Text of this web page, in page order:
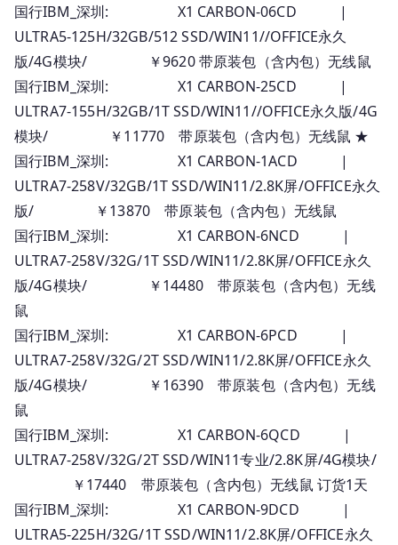
国行IBM_深圳: X1 CARBON-06CD |
ULTRA5-125H/32GB/512 SSD/WIN11//OFFICE永久
版/4G模块/ ￥9620 带原装包（含内包）无线鼠
国行IBM_深圳: X1 CARBON-25CD |
ULTRA7-155H/32GB/1T SSD/WIN11//OFFICE永久版/4G
模块/ ￥11770 带原装包（含内包）无线鼠 ★
国行IBM_深圳: X1 CARBON-1ACD |
ULTRA7-258V/32GB/1T SSD/WIN11/2.8K屏/OFFICE永久
版/ ￥13870 带原装包（含内包）无线鼠
国行IBM_深圳: X1 CARBON-6NCD |
ULTRA7-258V/32G/1T SSD/WIN11/2.8K屏/OFFICE永久
版/4G模块/ ￥14480 带原装包（含内包）无线
鼠
国行IBM_深圳: X1 CARBON-6PCD |
ULTRA7-258V/32G/2T SSD/WIN11/2.8K屏/OFFICE永久
版/4G模块/ ￥16390 带原装包（含内包）无线
鼠
国行IBM_深圳: X1 CARBON-6QCD |
ULTRA7-258V/32G/2T SSD/WIN11专业/2.8K屏/4G模块/
￥17440 带原装包（含内包）无线鼠 订货1天
国行IBM_深圳: X1 CARBON-9DCD |
ULTRA5-225H/32G/1T SSD/WIN11/2.8K屏/OFFICE永久